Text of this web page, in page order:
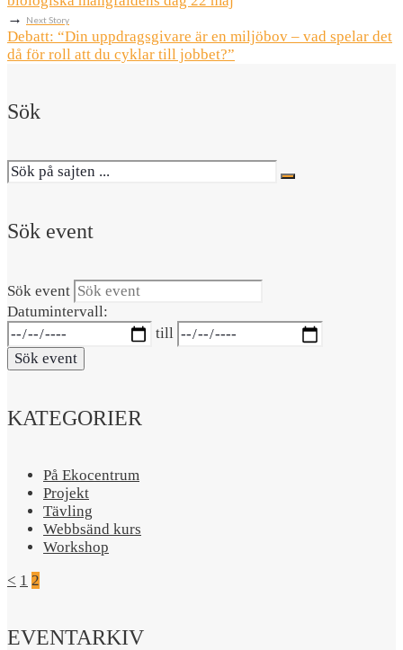
→
Next Story
Debatt: “Din uppdragsgivare är en miljöbov – vad spelar det
då för roll att du cyklar till jobbet?”
Sök
Sök event
Sök event
Datumintervall:
till
Sök event
KATEGORIER
På Ekocentrum
Projekt
Tävling
Webbsänd kurs
Workshop
< 1 2
EVENTARKIV